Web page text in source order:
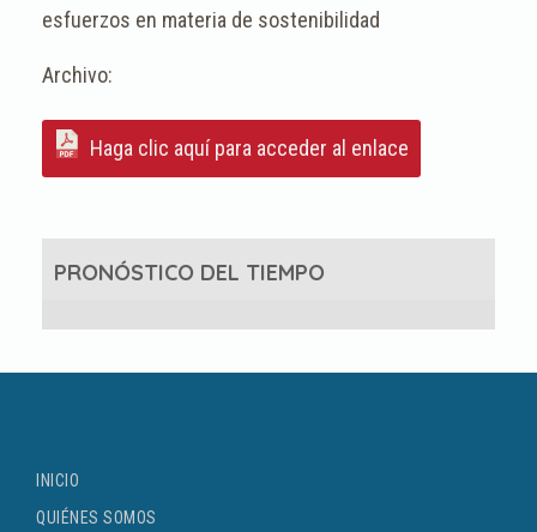
esfuerzos en materia de sostenibilidad
Haga clic aquí para acceder al enlace
PRONÓSTICO DEL TIEMPO
INICIO
QUIÉNES SOMOS